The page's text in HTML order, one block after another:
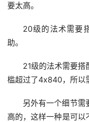
要太高。
20级的法术需要
助。
21级的法术需要搭
槛超过了4x840，所以
另外有一个细节需
高的，这样一种是可